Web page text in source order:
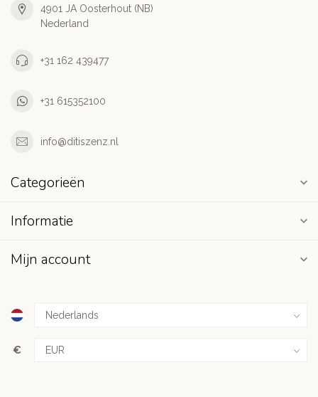
4901 JA Oosterhout (NB)
Nederland
+31 162 439477
+31 615352100
info@ditiszenz.nl
Categorieën
Informatie
Mijn account
€